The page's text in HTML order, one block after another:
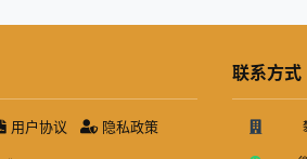
用户协议 隐私政策
联系方式